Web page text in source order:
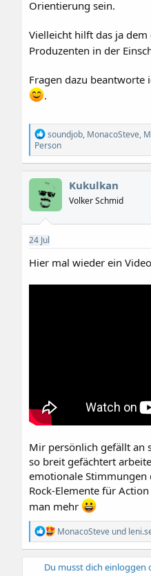
Orientierung sein.
Vielleicht hilft das ja
Produzenten in der
Fragen dazu beantworte
.
R
e
a
k
t
i
o
n
e
:
soundjob, MonacoSteve,
Person
Kukulkan
Volker Schmid
24 Jul
Hier mal wieder ein
Mir persönlich gefällt an
so breit gefächtert
emotionale Stimmungen
Rock-Elemente für
man mehr
R
e
a
k
MonacoSteve und
Du musst dich einloggen